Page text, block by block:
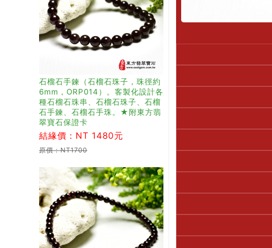
石榴石手鍊（石榴石珠子，珠徑約
6mm，ORP014）。客製化設計各
種石榴石珠串、石榴石珠子、石榴
石手鍊、石榴石手珠。★附東方翡
翠寶石保證卡
結緣價：NT 1480元
原價：NT1700